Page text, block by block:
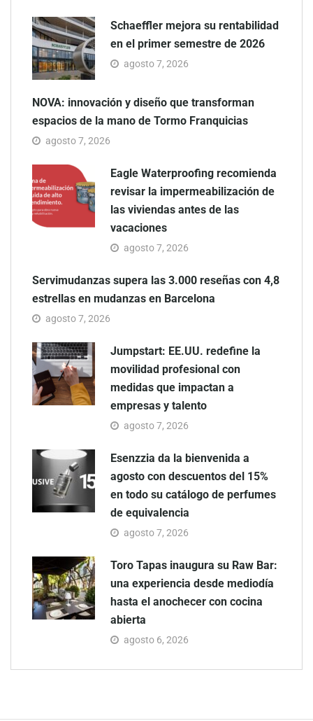
Schaeffler mejora su rentabilidad
en el primer semestre de 2026
agosto 7, 2026
NOVA: innovación y diseño que transforman
espacios de la mano de Tormo Franquicias
agosto 7, 2026
Eagle Waterproofing recomienda
revisar la impermeabilización de
las viviendas antes de las
vacaciones
agosto 7, 2026
Servimudanzas supera las 3.000 reseñas con 4,8
estrellas en mudanzas en Barcelona
agosto 7, 2026
Jumpstart: EE.UU. redefine la
movilidad profesional con
medidas que impactan a
empresas y talento
agosto 7, 2026
Esenzzia da la bienvenida a
agosto con descuentos del 15%
en todo su catálogo de perfumes
de equivalencia
agosto 7, 2026
Toro Tapas inaugura su Raw Bar:
una experiencia desde mediodía
hasta el anochecer con cocina
abierta
agosto 6, 2026